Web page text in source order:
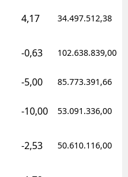
4,17 34.497.512,38
-0,63 102.638.839,00
-5,00 85.773.391,66
-10,00 53.091.336,00
-2,53 50.610.116,00